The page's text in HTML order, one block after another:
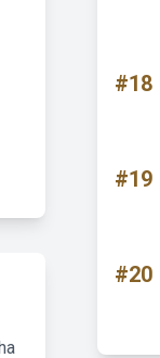
#18
#19
#20